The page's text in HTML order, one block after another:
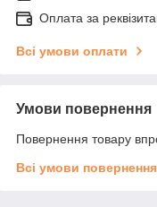
Оплата за
Всі умови оплати
Умови повернення
Повернення товару
Всі умови повернення